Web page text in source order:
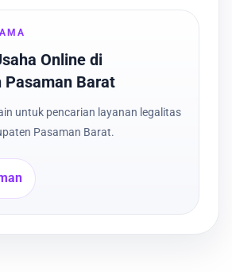
Online di
Pasaman Barat
untuk pencarian layanan legalitas
Pasaman Barat.